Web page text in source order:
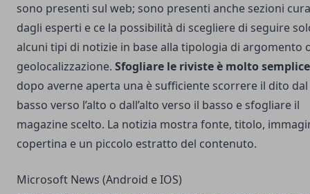
sono presenti sul web; sono presenti anche sezioni
dagli esperti e ce la possibilità di scegliere di seguire
alcuni tipi di notizie in base alla tipologia di argomento
geolocalizzazione. Sfogliare le riviste è molto semplice
dopo averne aperta una è sufficiente scorrere il dito dal
basso verso l’alto o dall’alto verso il basso e sfogliare il
magazine scelto. La notizia mostra fonte, titolo,
copertina e un piccolo estratto del contenuto.
Microsoft News (Android e IOS)